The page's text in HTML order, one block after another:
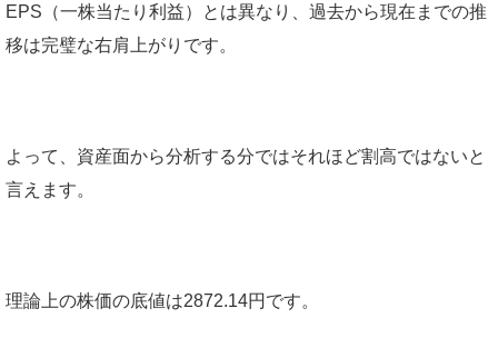
EPS（一株当たり利益）とは異なり、過去から現在までの推
移は完璧な右肩上がりです。
よって、資産面から分析する分ではそれほど割高ではないと
言えます。
理論上の株価の底値は2872.14円です。